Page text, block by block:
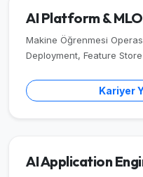
AI Platform &
Makine Öğrenmesi
Deployment, Feature
Kariyer
AI Application